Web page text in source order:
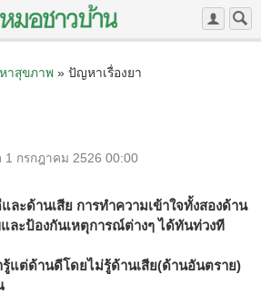
าสุขภาพ» ปัญหาเรื่องยา
1 กรกฎาคม 2526 00:00
ละด้านเสีย การทำความเข้าใจทั้งสองด้าน
ละป้องกันเหตุการณ์ต่างๆ ได้ทันท่วงที
รู้แต่ด้านดีโดยไม่รู้ด้านเสีย(ด้านอันตราย)